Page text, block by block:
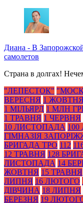
Диана - В
самолетов
Страна в долгах!
"ЛЕПЕСТОК"
ВЕРЕСНЯ 1 ЖОВТНЯ
1 МІЛЬЯРД 1 МЛН
1 ТРАВНЯ 1 ЧЕРВНЯ
10 ЛИСТОПАДА 100
ГІМНАЗІЯ
БРИГАДА ТРО 112
12 ТРАВНЯ 128
ЛИСТОПАДА 14
ЖОВТНЯ 15 ТРАВНЯ
ЛИПНЯ 16 ЛЮТОГО
ДІВЧИНА 18 ЛИПНЯ
БЕРЕЗНЯ 19